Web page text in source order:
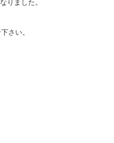
りました。
さい。